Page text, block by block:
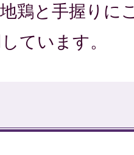
鶏と手握りに
ています。